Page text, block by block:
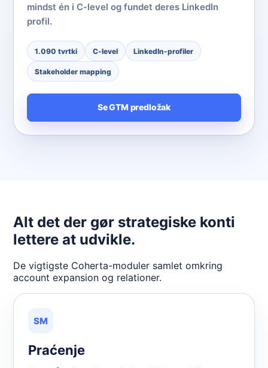
mindst én i C-level og fundet deres LinkedIn
profil.
1.090 tvrtki C-level LinkedIn-profiler
Stakeholder mapping
Se GTM predložak
Alt det der gør strategiske konti
lettere at udvikle.
De vigtigste Coherta-moduler samlet omkring
account expansion og relationer.
SM
Praćenje